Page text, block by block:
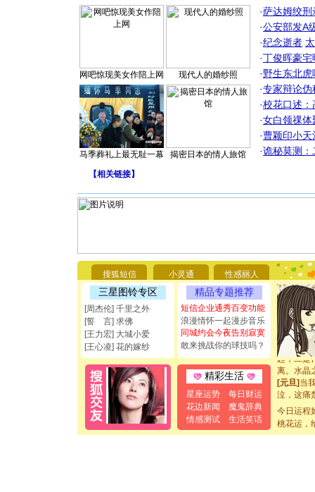
网吧惊现美女作陪上网 现代人的婚纱照
马季葬礼上最无耻一幕 揭密日本的情人旅馆
·萨达姆绞刑
·公安部发A
·纪念逝者
·丁俊晖豪
·野生东北
·专家辩论伪
·校花口述：
·女白领祼体
·曹颖印小天
·诡秘莫测：
【相关链接】
搜狐短信 小灵通 性感丽人
三星图铃专区
[周杰伦] 千里之外
[誓 言] 求佛
[王力宏] 大城小爱
[王心凌] 花的嫁纱
精品专题推荐
短信企业通秀百变功能
浪漫情怀一起漫步音乐
同城约会今夜告别寂寞
敢来挑战你的球技吗？
精彩生活
星座运势
每日财运
花边新闻
魔鬼辞典
情感测试
生活笑话
都要快乐
[圣诞节]
如意,快
[元旦]看
断电。
你是我专
[元旦]如
起；二是
离。水晶
[元旦]当
泣，这痛
卖了。水
[春节]风
颜！冬去
道一声平
今日运程
桃花运，